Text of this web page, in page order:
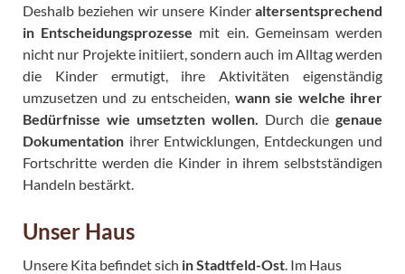
Deshalb beziehen wir unsere Kinder altersentsprechend
in Entscheidungsprozesse mit ein. Gemeinsam werden
nicht nur Projekte initiiert, sondern auch im Alltag werden
die Kinder ermutigt, ihre Aktivitäten eigenständig
umzusetzen und zu entscheiden, wann sie welche ihrer
Bedürfnisse wie umsetzten wollen. Durch die genaue
Dokumentation ihrer Entwicklungen, Entdeckungen und
Fortschritte werden die Kinder in ihrem selbstständigen
Handeln bestärkt.
Unser Haus
Unsere Kita befindet sich in Stadtfeld-Ost . Im Haus